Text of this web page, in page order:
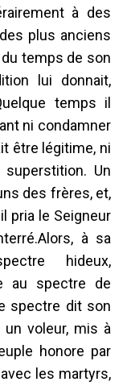
à des
plus anciens
temps de son
lui donnait,
temps il
ni condamner
être légitime, ni
Un
des frères, et,
pria le Seigneur
à sa
hideux,
au spectre de
spectre dit son
voleur, mis à
honore par
les martyrs,